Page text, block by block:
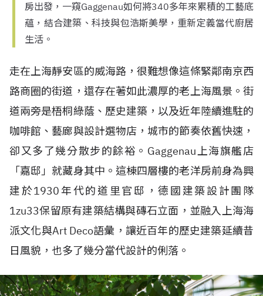
房出發，一窺Gaggenau如何將340多年來累積的工藝底
蘊，結合建築、科技與包浩斯美學，重新定義當代廚居
生活。
走在上海靜安區的威海路，很難想像這條緊鄰南京西
路商圈的街道，還存在著如此濃厚的老上海風景。街
道兩旁是梧桐綠蔭、歷史建築，以及近年陸續進駐的
咖啡館、藝廊與設計選物店，城市的節奏依舊快速，
卻又多了幾分散步的餘裕。Gaggenau上海旗艦店
「嘉邸」就藏身其中。這棟四層樓的老洋房前身為興
建於1930年代的道里官邸，德國建築設計團隊
1zu33保留原有建築結構與磚石立面，並融入上海海
派文化與Art Deco語彙，讓近百年的歷史建築延續昔
日風貌，也多了幾分當代設計的俐落。